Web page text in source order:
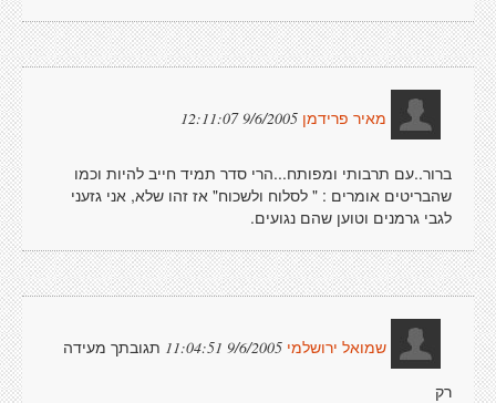
מאיר פרידמן 9/6/2005 12:11:07
ברור..עם תרבותי ומפותח...הרי סדר תמיד חייב להיות וכמו
שהבריטים אומרים : " לסלוח ולשכוח" אז זהו שלא, אני גזעני
לגבי גרמנים וטוען שהם נגועים.
שמואל ירושלמי 9/6/2005 11:04:51
תגובתך מעידה
רק